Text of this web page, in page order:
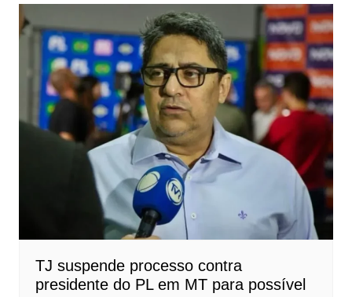
TJ suspende processo contra
presidente do PL em MT para possível